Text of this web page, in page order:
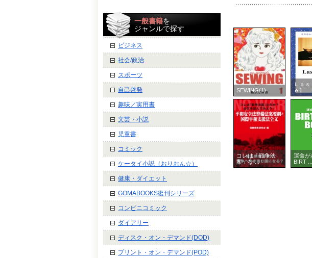
一般書籍を
ジャンルで探す
ビジネス
社会/政治
スポーツ
自己啓発
趣味／実用書
文芸・小説
児童書
コミック
ケータイ小説（おりおん☆）
健康・ダイエット
GOMABOOKS復刊シリーズ
コンビニコミック
ダイアリー
ディスク・オン・デマンド(DOD)
プリント・オン・デマンド(POD)
SEWING(1)
Ｌａ
ｅ1
コレは「戦争法
案」な ...
運命が
BIRT ...